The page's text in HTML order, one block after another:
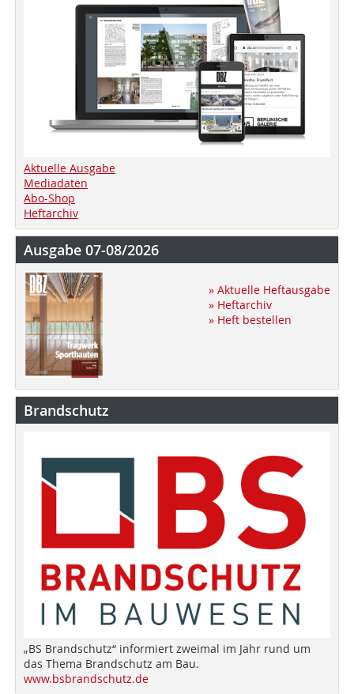
Aktuelle Ausgabe
Mediadaten
Abo-Shop
Heftarchiv
Ausgabe 07-08/2026
» Aktuelle Heftausgabe
» Heftarchiv
» Heft bestellen
Brandschutz
„BS Brandschutz“ informiert zweimal im Jahr rund um
das Thema Brandschutz am Bau.
www.bsbrandschutz.de